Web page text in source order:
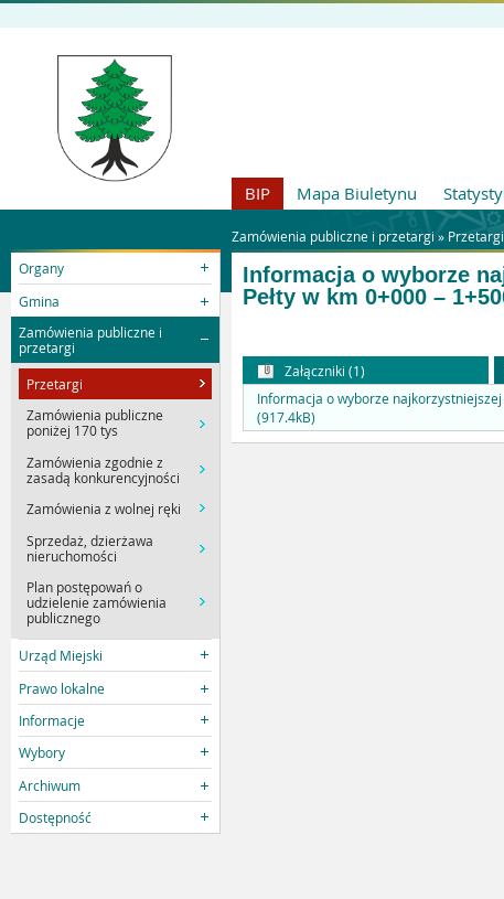
BIP Mapa Biuletynu
Zamówienia publiczne i przetargi » Przetargi
Organy
Gmina
Zamówienia publiczne i
przetargi
Przetargi
Zamówienia publiczne
poniżej 170 tys
Zamówienia zgodnie z
zasadą konkurencyjności
Zamówienia z wolnej ręki
Sprzedaż, dzierżawa
nieruchomości
Plan postępowań o
udzielenie zamówienia
publicznego
Urząd Miejski
Prawo lokalne
Informacje
Wybory
Archiwum
Dostępność
Informacja o wyborze
Pełty w km 0+000 –
Załączniki (1)
Informacja o wyborze
(917.4kB)